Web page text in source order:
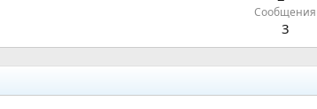
Сообщения
3